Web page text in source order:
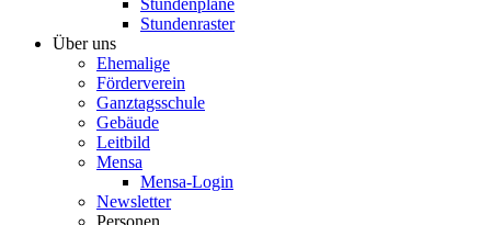
Stundenpläne
Stundenraster
Über uns
Ehemalige
Förderverein
Ganztagsschule
Gebäude
Leitbild
Mensa
Mensa-Login
Newsletter
Personen